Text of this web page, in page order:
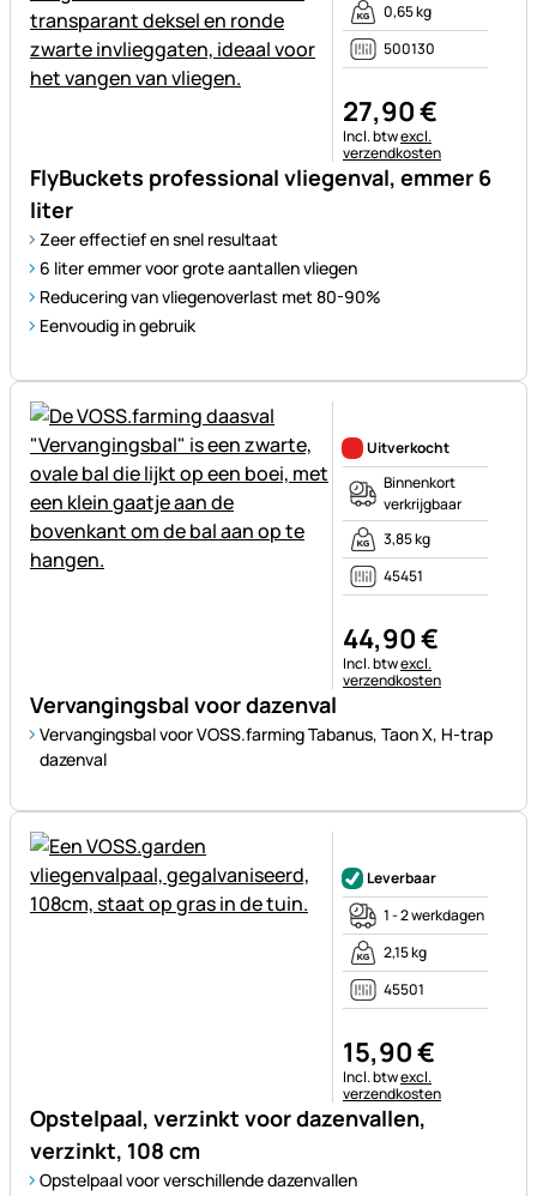
FlyBuckets professional vliegenval, emmer 6
liter
Zeer effectief en snel resultaat
6 liter emmer voor grote aantallen vliegen
Reducering van vliegenoverlast met 80-90%
Eenvoudig in gebruik
0,65 kg
500130
27,90€
Belastinginformatie:
Incl. btwexcl.
verzendkosten
Vervangingsbal voor dazenval
Vervangingsbal voor VOSS.farming Tabanus, Taon X, H-trap
dazenval
Uitverkocht
Binnenkort
verkrijgbaar
3,85 kg
45451
44,90€
Belastinginformatie:
Incl. btwexcl.
verzendkosten
Opstelpaal, verzinkt voor dazenvallen,
verzinkt, 108 cm
Opstelpaal voor verschillende dazenvallen
Leverbaar
1 - 2 werkdagen
2,15 kg
45501
15,90€
Belastinginformatie:
Incl. btwexcl.
verzendkosten